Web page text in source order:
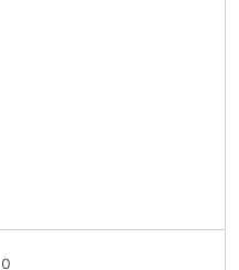
0